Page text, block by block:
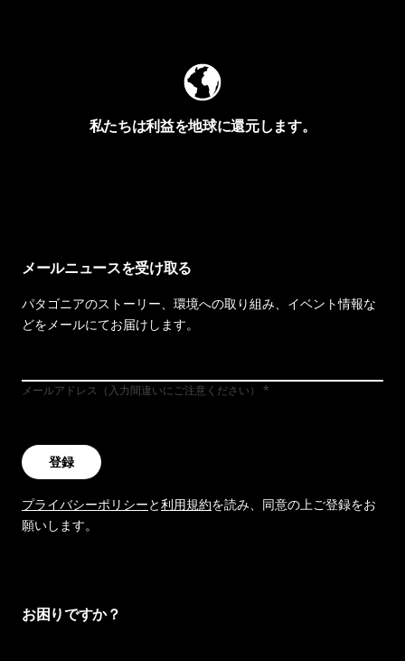
私たちは利益を地球に還元します。
メールニュースを受け取る
パタゴニアのストーリー、環境への取り組み、イベント情報な
どをメールにてお届けします。
メールアドレス（入力間違いにご注意ください）
登録
プライバシーポリシーと利用規約を読み、同意の上ご登録をお
願いします。
お困りですか？